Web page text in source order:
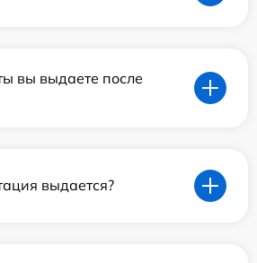
вы выдаете после
выдается?